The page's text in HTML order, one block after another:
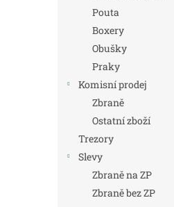
Pouta
Boxery
Obušky
Praky
Komisní prodej
Zbraně
Ostatní zboží
Trezory
Slevy
Zbraně na ZP
Zbraně bez ZP